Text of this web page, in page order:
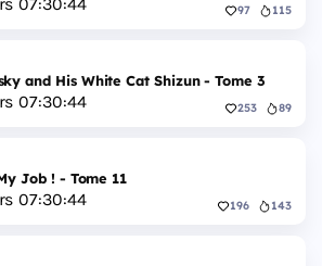
97 115
and His White Cat Shizun - Tome 3
07:30:43 253 89
Job ! - Tome 11
07:30:43 196 143